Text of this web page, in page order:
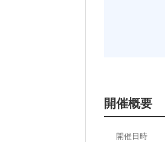
開催概要
開催日時